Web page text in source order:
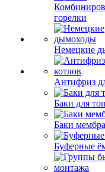
горелки
Немецкие
Антифриз
Баки для
Баки
Буферные